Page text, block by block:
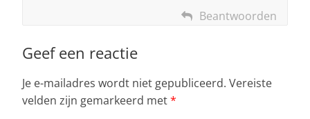
Beantwoorden
Geef een reactie
Je e-mailadres wordt niet gepubliceerd. Vereiste
velden zijn gemarkeerd met*